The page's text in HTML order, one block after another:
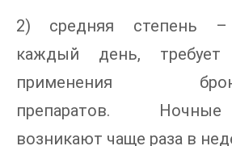
2) средняя степень –
каждый день, требует
применения
препаратов.
возникают чаще раза в